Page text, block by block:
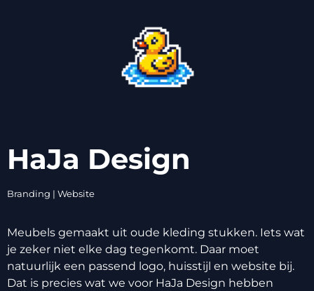
HaJa Design
Branding | Website
Meubels gemaakt uit oude kleding stukken. Iets wat
je zeker niet elke dag tegenkomt. Daar moet
natuurlijk een passend logo, huisstijl en website bij.
Dat is precies wat we voor HaJa Design hebben